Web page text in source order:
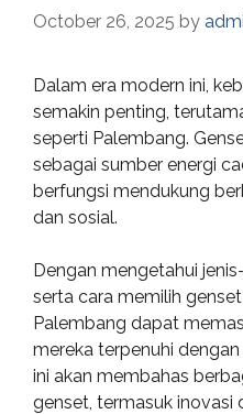
October 26, 2025 by
Dalam era modern ini,
semakin penting,
seperti Palembang.
sebagai sumber energi
berfungsi mendukung
dan sosial.
Dengan mengetahui
serta cara memilih
Palembang dapat
mereka terpenuhi
ini akan membahas
genset, termasuk inovasi